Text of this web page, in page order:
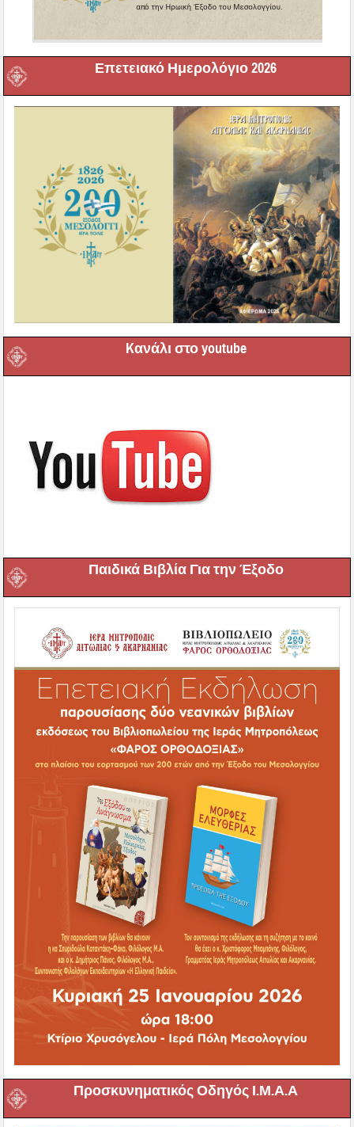
Επετειακό Ημερολόγιο 2026
Kανάλι στο youtube
Παιδικά Βιβλία Για την Έξοδο
Προσκυνηματικός Οδηγός Ι.Μ.Α.Α